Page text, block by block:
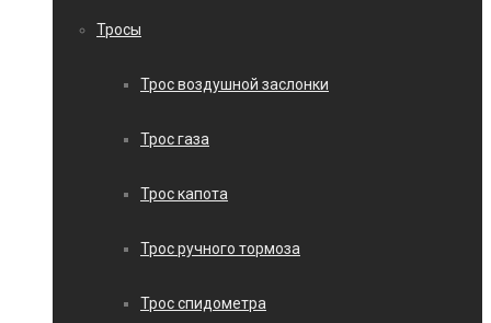
Тросы
Трос воздушной заслонки
Трос газа
Трос капота
Трос ручного тормоза
Трос спидометра